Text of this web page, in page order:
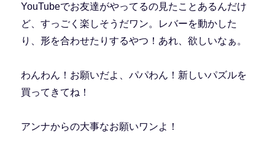
YouTubeでお友達がやってるの見たことあるんだけ
ど、すっごく楽しそうだワン。レバーを動かした
り、形を合わせたりするやつ！あれ、欲しいなぁ。
わんわん！お願いだよ、パパわん！新しいパズルを
買ってきてね！
アンナからの大事なお願いワンよ！